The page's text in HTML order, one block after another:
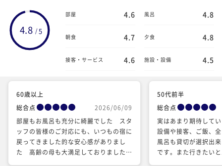
4.8 / 5
部屋 4.6 風呂 4.8
朝食 4.7 夕食 4.8
接客・サービス 4.6 施設・設備 4.5
60歳以上
総合点
2026/06/09
部屋もお風呂も充分に綺麗でした スタ
ッフの皆様のご対応にも、いつもの宿に
戻ってきました的な安心感がありまし
た 高齢の母も大満足しておりました
50代前半
総合点
実はあまり期待して
設備や接客、ご飯、
風呂も貸切が選択出
です。また行きたい